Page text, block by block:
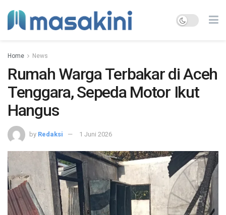
Home News
Rumah Warga Terbakar di Aceh
Tenggara, Sepeda Motor Ikut
Hangus
by Redaksi 1 Juni 2026